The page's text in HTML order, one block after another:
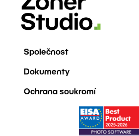
Společnost
Dokumenty
Ochrana soukromí